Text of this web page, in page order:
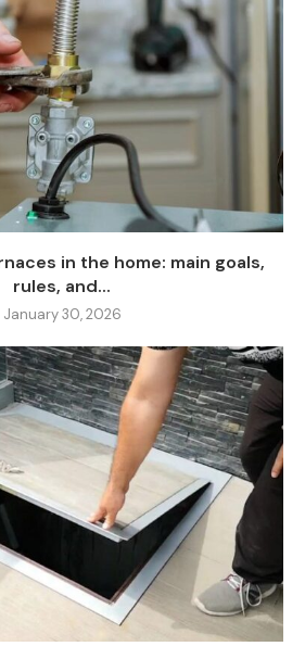
in the home: main goals,
rules, and...
January 30, 2026